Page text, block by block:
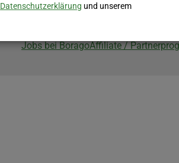
Jobs bei BoragoAffiliate /
Datenschutzerklärung und unserem